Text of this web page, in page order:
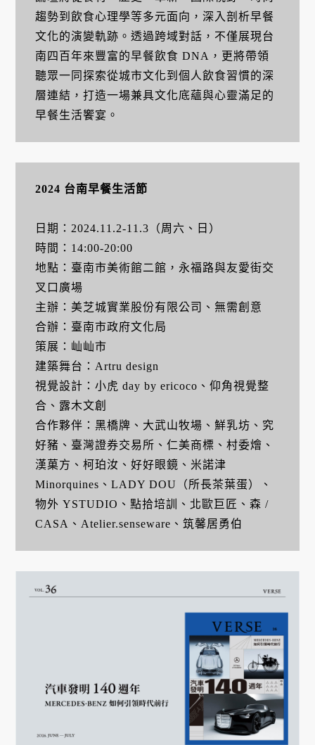
趨勢到飲食心理學等多元面向，深入剖析早餐
文化的演變軌跡。透過跨域對話，不僅展現台
南四百年來豐富的早餐飲食 DNA，更將帶領
聽眾一同探索從城市文化到個人飲食習慣的深
層連結，打造一場兼具文化底蘊與心靈滿足的
早餐生活饗宴。
2024 台南早餐生活節
日期：2024.11.2-11.3（周六、日）
時間：14:00-20:00
地點：臺南市美術館二館，永福路與友愛街交
叉口廣場
主辦：美芝城實業股份有限公司、無需創意
合辦：臺南市政府文化局
策展：屾屾市
建築舞台：Artru design
視覺設計：小虎 day by ericoco、仰角視覺整
合、露木文創
合作夥伴：黑橋牌、大武山牧場、鮮乳坊、究
好豬、臺灣證券交易所、仁美商標、村委燴、
漢菓方、柯珀汝、好好眼鏡、米諾津
Minorquines、LADY DOU（所長茶葉蛋）、
物外 YSTUDIO、點拾培訓、北歐巨匠、森 /
CASA、Atelier.senseware、筑馨居勇伯